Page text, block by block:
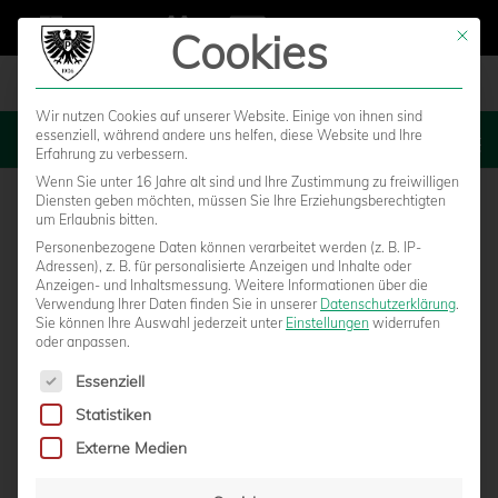
MENU
Mit
Cookies
Wir nutzen Cookies auf unserer Website. Einige von ihnen sind
essenziell, während andere uns helfen, diese Website und Ihre
Erfahrung zu verbessern.
Wenn Sie unter 16 Jahre alt sind und Ihre Zustimmung zu freiwilligen
Diensten geben möchten, müssen Sie Ihre Erziehungsberechtigten
um Erlaubnis bitten.
Personenbezogene Daten können verarbeitet werden (z. B. IP-
Adressen), z. B. für personalisierte Anzeigen und Inhalte oder
Anzeigen- und Inhaltsmessung. Weitere Informationen über die
Verwendung Ihrer Daten finden Sie in unserer Datenschutzerklärung.
Sie können Ihre Auswahl jederzeit unter Einstellungen widerrufen
oder anpassen.
Es folgt eine Liste der Service-Gruppen, für die eine
Essenziell
Statistiken
Externe Medien